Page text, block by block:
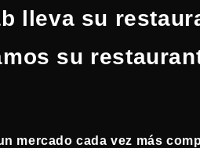
lleva su
su
mercado cada vez más